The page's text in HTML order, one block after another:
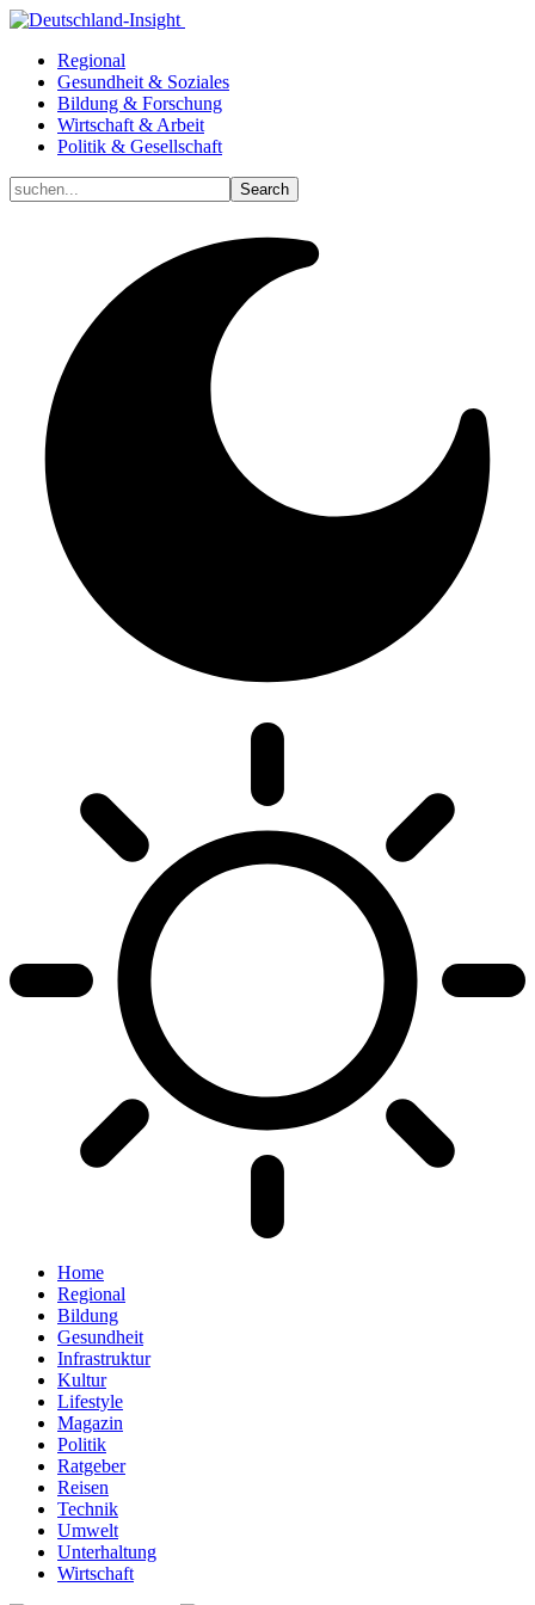
Regional
Gesundheit & Soziales
Bildung & Forschung
Wirtschaft & Arbeit
Politik & Gesellschaft
Home
Regional
Bildung
Gesundheit
Infrastruktur
Kultur
Lifestyle
Magazin
Politik
Ratgeber
Reisen
Technik
Umwelt
Unterhaltung
Wirtschaft